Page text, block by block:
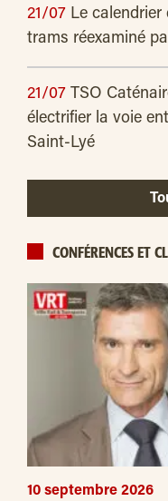
21/07 Le calendrier
trams réexaminé
21/07 TSO
électrifier la voie
Saint-Lyé
CONFÉRENCES ET
10 septembre 2026